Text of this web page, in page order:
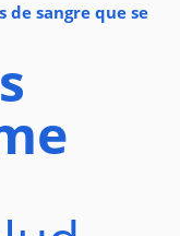
de sangre que se